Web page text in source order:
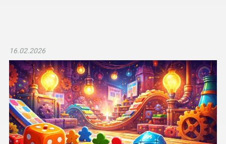
16.02.2026